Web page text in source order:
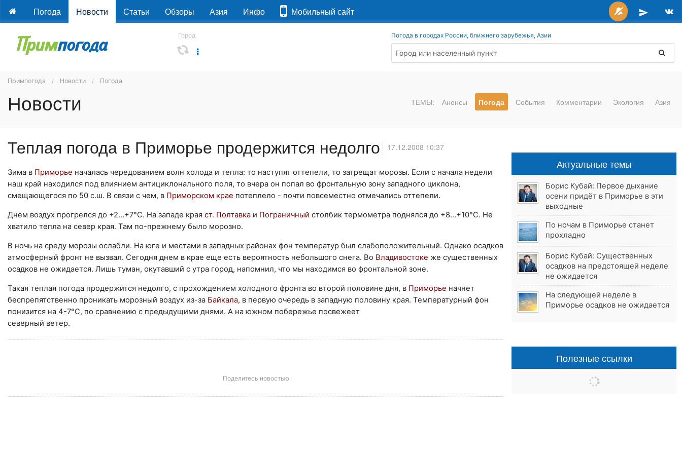
Погода Новости Статьи Обзоры Азия Инфо Мобильный сайт
Город Погода в городах России, ближнего зарубежья, Азии
Примпогода Новости Погода
Новости ТЕМЫ: Анонсы Погода События Комментарии Экология Азия
Теплая погода в Приморье продержится недолго 17.12.2008 10:37
Зима в Приморье началась чередованием волн холода и тепла: то наступят оттепели, то затрещат морозы. Если с начала недели
наш край находился под влиянием антициклонального поля, то вчера он попал во фронтальную зону западного циклона,
смещающегося по 50 с.ш. В связи с чем, в Приморском крае потеплело - почти повсеместно отмечались оттепели.
Днем воздух прогрелся до +2…+7°C. На западе края ст. Полтавка и Пограничный столбик термометра поднялся до +8…+10°C. Не
хватило тепла на север края. Там по-прежнему было морозно.
В ночь на среду морозы ослабли. На юге и местами в западных районах фон температур был слабоположительный. Однако осадков
атмосферный фронт не вызвал. Сегодня днем в крае еще есть вероятность небольшого снега. Во Владивостоке же существенных
осадков не ожидается. Лишь туман, окутавший с утра город, напомнил, что мы находимся во фронтальной зоне.
Такая теплая погода продержится недолго, с прохождением холодного фронта во второй половине дня, в Приморье начнет
беспрепятственно проникать морозный воздух из-за Байкала, в первую очередь в западную половину края. Температурный фон
понизится на 4-7°C, по сравнению с предыдущими днями. А на южном побережье посвежеет
северный ветер.
Поделитесь новостью
Актуальные темы
Борис Кубай: Первое дыхание
осени придёт в Приморье в эти
выходные
По ночам в Приморье станет
прохладно
Борис Кубай: Существенных
осадков на предстоящей неделе
не ожидается
На следующей неделе в
Приморье осадков не ожидается
Полезные ссылки